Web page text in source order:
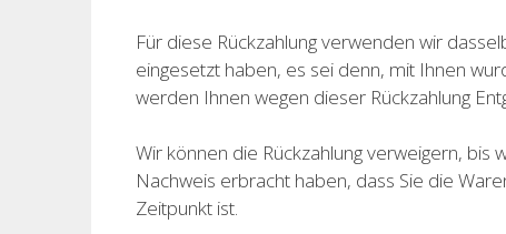
Für diese Rückzahlung verwenden wir
eingesetzt haben, es sei denn, mit Ihnen
werden Ihnen wegen dieser Rückzahlung
Wir können die Rückzahlung verweigern,
Nachweis erbracht haben, dass Sie die
Zeitpunkt ist.